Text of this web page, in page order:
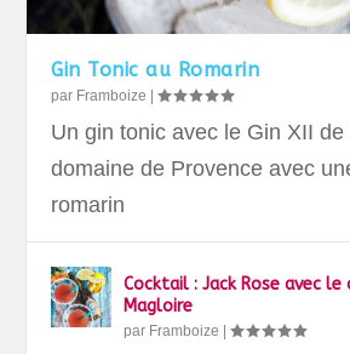
Gin Tonic au Romarin
par Framboize |
Un gin tonic avec le Gin XII
domaine de Provence avec
romarin
Cocktail : Jack Rose avec le
Magloire
par Framboize |